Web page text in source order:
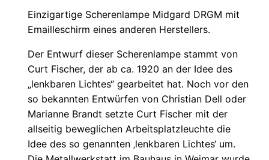
Einzigartige Scherenlampe Midgard DRGM mit
Emailleschirm eines anderen Herstellers.
Der Entwurf dieser Scherenlampe stammt von
Curt Fischer, der ab ca. 1920 an der Idee des
„lenkbaren Lichtes“ gearbeitet hat. Noch vor den
so bekannten Entwürfen von Christian Dell oder
Marianne Brandt setzte Curt Fischer mit der
allseitig beweglichen Arbeitsplatzleuchte die
Idee des so genannten ‚lenkbaren Lichtes‘ um.